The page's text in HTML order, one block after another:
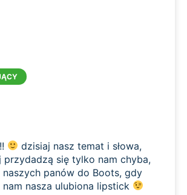
dzisiaj nasz temat i słowa,
przydadzą się tylko nam chyba,
naszych panów do Boots, gdy
nasza ulubiona lipstick